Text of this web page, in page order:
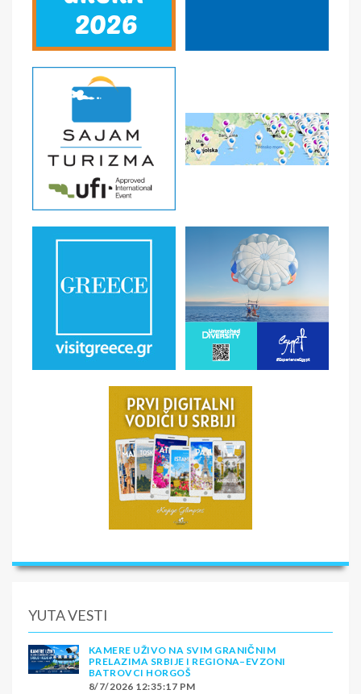
YUTA VESTI
KAMERE UŽIVO NA SVIM GRANIČNIM
PRELAZIMA SRBIJE I REGIONA–EVZONI
BATROVCI HORGOŠ
8/7/2026 12:35:17 PM